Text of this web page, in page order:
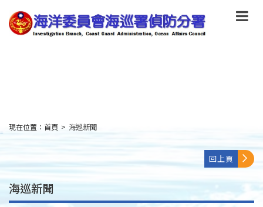
到
主
要
:::
現在位置： 首頁 > 海巡新聞
回上頁
海巡新聞